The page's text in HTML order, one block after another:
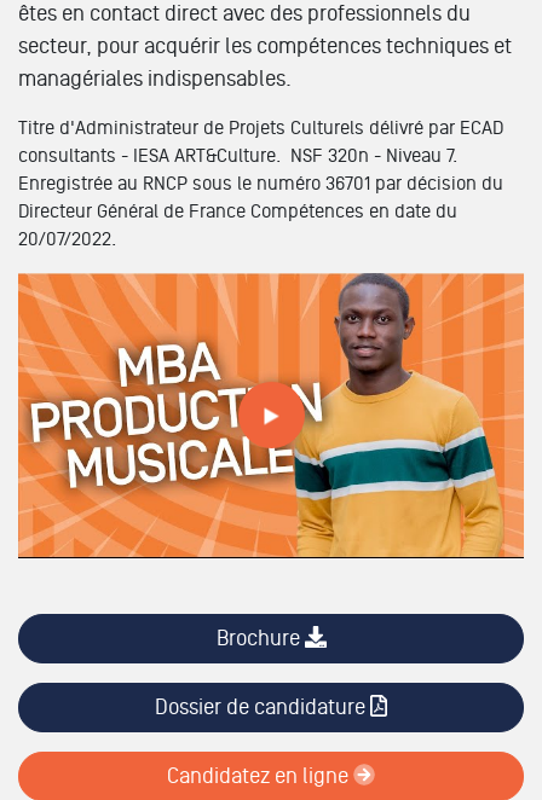
êtes en contact direct avec des professionnels du
secteur, pour acquérir les compétences techniques et
managériales indispensables.
Titre d'Administrateur de Projets Culturels délivré par ECAD
consultants - IESA ART&Culture. NSF 320n - Niveau 7.
Enregistrée au RNCP sous le numéro 36701 par décision du
Directeur Général de France Compétences en date du
20/07/2022.
Tout savoir sur nos formations // MBA PRODUCTION
MUSICALE
Brochure
Dossier de candidature
Candidatez en ligne